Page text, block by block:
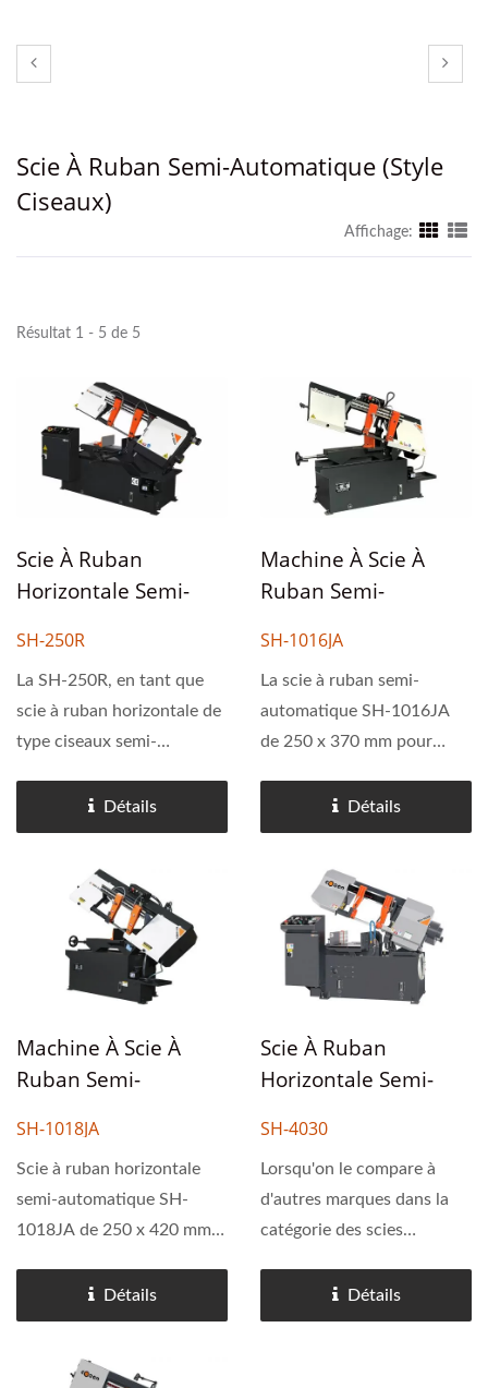
Scie À Ruban Semi-Automatique (Style
Ciseaux)
Affichage:
Résultat 1 - 5 de 5
Scie À Ruban
Horizontale Semi-
Mm.
SH-250R
La SH-250R, en tant que
scie à ruban horizontale de
type ciseaux semi-
offre un temps de coupe
efficace de 55 secondes par
carbone moyen rond de
100 mm. Lorsqu'on...
Détails
Machine À Scie À
Ruban Semi-
Horizontale De Type
Ciseaux En Métal 250
X 370mm
SH-1016JA
La scie à ruban semi-
automatique SH-1016JA
de 250 x 370 mm pour
d'un étau manuel et d'une
alimentation hydraulique
idéale pour les petits...
Détails
Machine À Scie À
Ruban Semi-
Type Ciseaux De 250
X 420 Mm.
SH-1018JA
Scie à ruban horizontale
semi-automatique SH-
1018JA de 250 x 420 mm
équipée d'un étau manuel
et d'une alimentation
un outil idéal pour les
Détails
Scie À Ruban
Horizontale Semi-
Type Ciseaux 400 X
300 Mm
SH-4030
Lorsqu'on le compare à
d'autres marques dans la
catégorie des scies
Cosen 400 x 300 mm Scie à
ruban horizontale semi-
Détails